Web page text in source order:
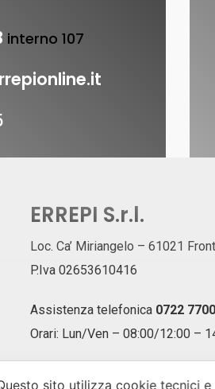
interno 107
ERREPI S.r.l.
Loc. Ca’ Miriangelo – 61021
P.Iva 02653610416
Assistenza telefonica 0722
Orari: Lun/Ven – 08:00/12:00 –
sito utilizza cookie tecnici